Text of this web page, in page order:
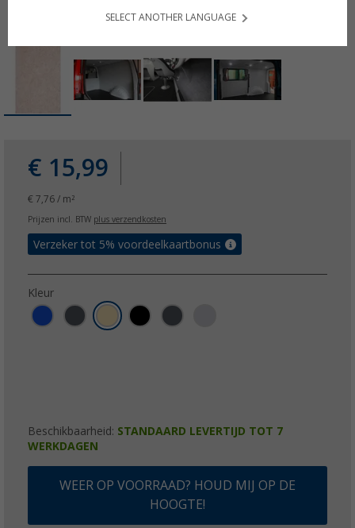
€ 15,99
€ 7,76 / m²
Prijzen incl. BTW plus verzendkosten
Verzeker tot 5% voordeelkaartbonus
Kleur
Beschikbaarheid: STANDAARD LEVERTIJD TOT 7
WERKDAGEN
WEER OP VOORRAAD? HOUD MIJ OP DE
HOOGTE!
SELECT ANOTHER LANGUAGE